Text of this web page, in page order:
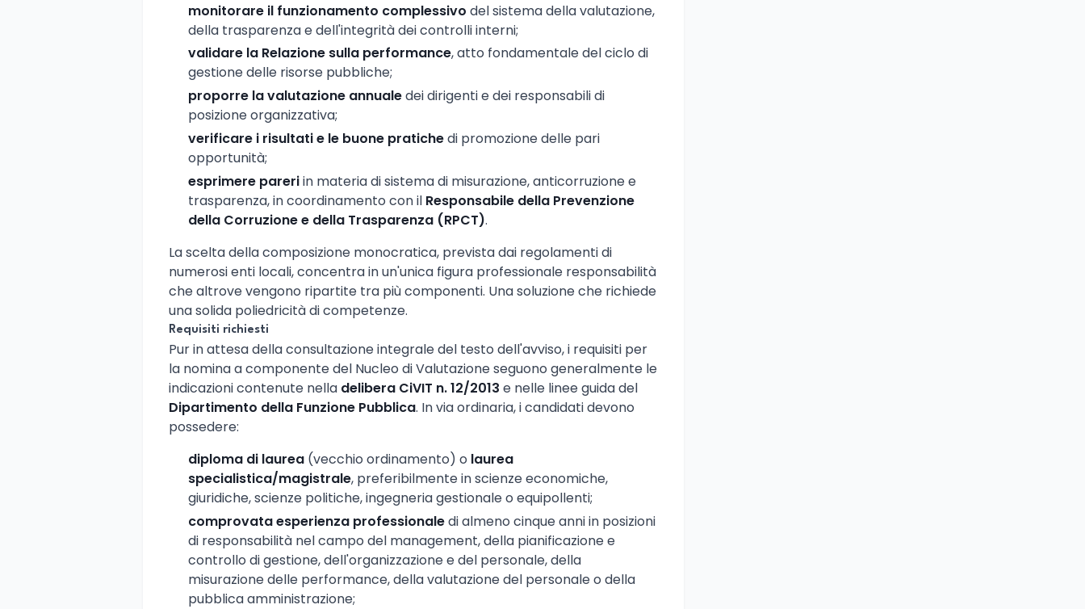
monitorare il funzionamento complessivo del sistema della valutazione,
della trasparenza e dell'integrità dei controlli interni;
validare la Relazione sulla performance, atto fondamentale del ciclo di
gestione delle risorse pubbliche;
proporre la valutazione annualedei dirigenti e dei responsabili di
posizione organizzativa;
verificare i risultati e le buone pratichedi promozione delle pari
opportunità;
esprimere pareriin materia di sistema di misurazione, anticorruzione e
trasparenza, in coordinamento con il Responsabile della Prevenzione
della Corruzione e della Trasparenza (RPCT).
La scelta della composizione monocratica, prevista dai regolamenti di
numerosi enti locali, concentra in un'unica figura professionale responsabilità
che altrove vengono ripartite tra più componenti. Una soluzione che richiede
una solida poliedricità di competenze.
Requisiti richiesti
Pur in attesa della consultazione integrale del testo dell'avviso, i requisiti per
la nomina a componente del Nucleo di Valutazione seguono generalmente le
indicazioni contenute nella delibera CiVIT n. 12/2013 e nelle linee guida del
Dipartimento della Funzione Pubblica. In via ordinaria, i candidati devono
possedere:
diploma di laurea (vecchio ordinamento) o laurea
specialistica/magistrale, preferibilmente in scienze economiche,
giuridiche, scienze politiche, ingegneria gestionale o equipollenti;
comprovata esperienza professionaledi almeno cinque anni in posizioni
di responsabilità nel campo del management, della pianificazione e
controllo di gestione, dell'organizzazione e del personale, della
misurazione delle performance, della valutazione del personale o della
pubblica amministrazione;